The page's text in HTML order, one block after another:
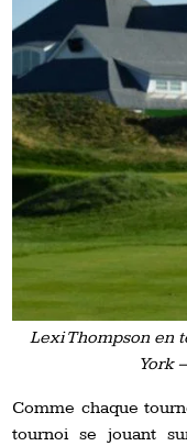
Lexi Thompson en
York
Comme chaque
tournoi se jouant